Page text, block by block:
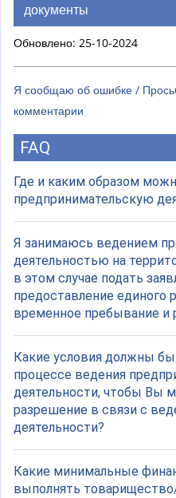
документы
Обновлено: 25-10-2024
Я сообщаю об ошибке /
комментарии
FAQ
Где и каким образом
предпринимательскую
Я занимаюсь ведением
деятельностью на
в этом случае подать
предоставление единого
временное пребывание и
Какие условия должны
процессе ведения
деятельности, чтобы Вы
разрешение в связи с
деятельности?
Какие минимальные
выполнять